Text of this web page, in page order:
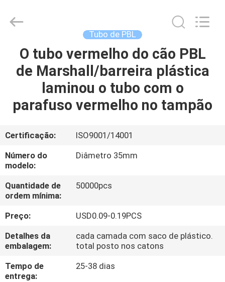
CASA
PRODUTOS
SOBRE
NÓS
EXCURSÃO
DA
FÁBRICA
CONTROLE
DA
QUALIDADE
TUBES(SHANG
HAI)CO.,LTD.
Tubo de PBL
O tubo vermelho do cão PBL
de Marshall/barreira plástica
laminou o tubo com o
parafuso vermelho no tampão
Certificação:
ISO9001/14001
Número do
modelo:
Diâmetro 35mm
Quantidade de
ordem mínima:
50000pcs
Preço:
USD0.09-0.19PCS
Detalhes da
embalagem:
cada camada com saco de plástico.
total posto nos catons
Tempo de
entrega:
25-38 dias